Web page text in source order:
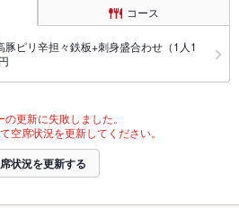
コース
ピリ辛担々鉄板+刺身盛合わせ（1人1
の更新に失敗しました。
空席状況を更新してください。
状況を更新する